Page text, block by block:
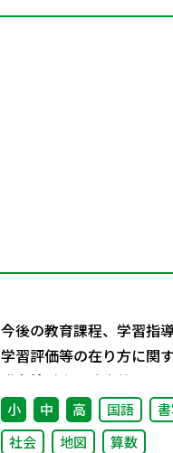
今後の教育課程、学習指
学習評価等の在り方に関
識者検討会の論点整理を掲
ました
小 中 高 国語
社会
地図 算数